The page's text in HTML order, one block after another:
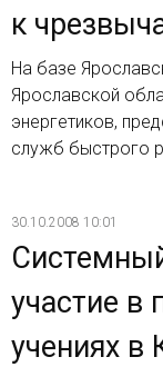
к
На базе
Ярославской
энергетиков,
служб быстрого
30.10.2008 10:01
участие в
учениях в